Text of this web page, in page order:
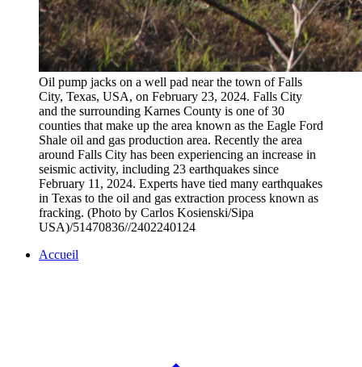
Oil pump jacks on a well pad near the town of Falls
City, Texas, USA, on February 23, 2024. Falls City
and the surrounding Karnes County is one of 30
counties that make up the area known as the Eagle Ford
Shale oil and gas production area. Recently the area
around Falls City has been experiencing an increase in
seismic activity, including 23 earthquakes since
February 11, 2024. Experts have tied many earthquakes
in Texas to the oil and gas extraction process known as
fracking. (Photo by Carlos Kosienski/Sipa
USA)/51470836//2402240124
Accueil